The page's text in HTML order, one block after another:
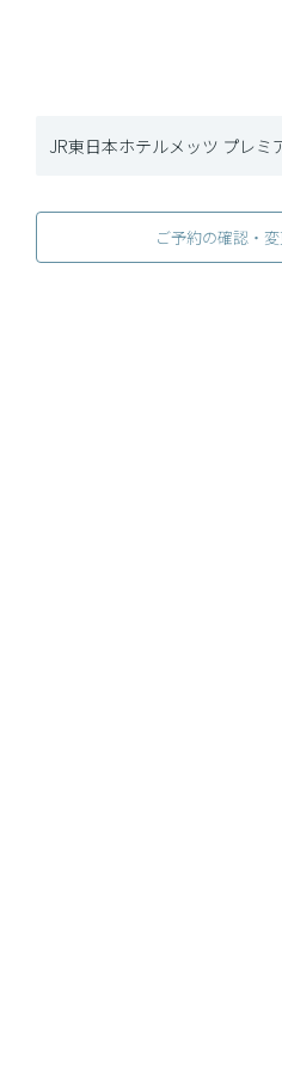
JR東日本ホテルメッツ プレミ
ご予約の確認・